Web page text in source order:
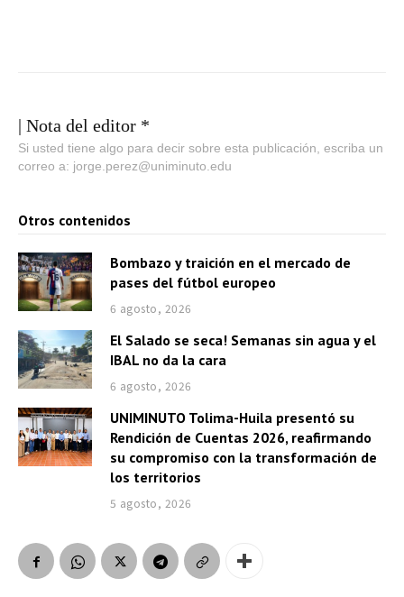
| Nota del editor *
Si usted tiene algo para decir sobre esta publicación, escriba un
correo a: jorge.perez@uniminuto.edu
Otros contenidos
Bombazo y traición en el mercado de
pases del fútbol europeo
6 agosto, 2026
El Salado se seca! Semanas sin agua y el
IBAL no da la cara
6 agosto, 2026
UNIMINUTO Tolima-Huila presentó su
Rendición de Cuentas 2026, reafirmando
su compromiso con la transformación de
los territorios
5 agosto, 2026